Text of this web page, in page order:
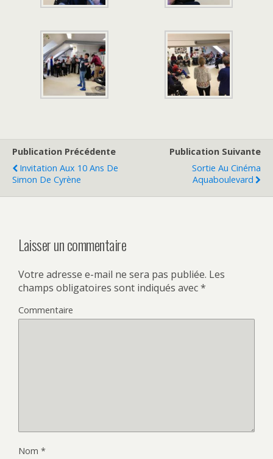
Publication Précédente
Invitation Aux 10 Ans De
Simon De Cyrène
Publication Suivante
Sortie Au Cinéma
Aquaboulevard
Laisser un commentaire
Votre adresse e-mail ne sera pas publiée. Les
champs obligatoires sont indiqués avec*
Commentaire
Nom *